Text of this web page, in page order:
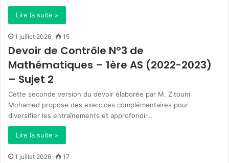
Lire la suite »
1 juillet 2026 15
Devoir de Contrôle N°3 de
Mathématiques – 1ère AS (2022-2023)
– Sujet 2
Cette seconde version du devoir élaborée par M. Zitouni
Mohamed propose des exercices complémentaires pour
diversifier les entraînements et approfondir…
Lire la suite »
1 juillet 2026 17